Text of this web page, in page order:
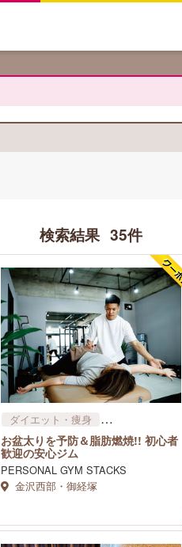
検索結果 35件
ダイエット・痩身
スクール・習いごと
お盆太りを予防＆脂肪燃焼!! 初心者
歓迎の安心ジム
PERSONAL GYM STACKS
金沢西部・御経塚